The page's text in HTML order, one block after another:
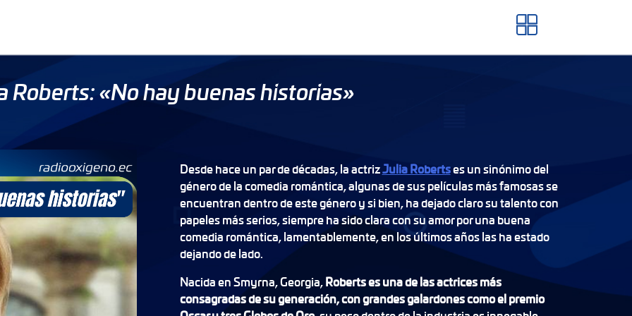
Roberts: «No hay buenas historias»
Desde hace un par de décadas, la actrizJulia Robertses un sinónimo del
género de la comedia romántica, algunas de sus películas más famosas se
encuentran dentro de este género y si bien, ha dejado claro su talento con
papeles más serios, siempre ha sido clara con su amor por una buena
comedia romántica, lamentablemente, en los últimos años las ha estado
dejando de lado.
Nacida en Smyrna, Georgia,Roberts es una de las actrices más
consagradas de su generación, con grandes galardones como el premio